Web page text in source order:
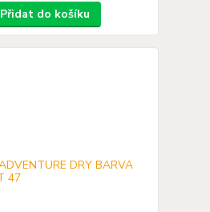
Přidat do košíku